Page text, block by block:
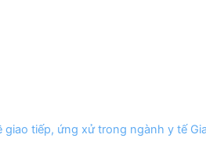
giao tiếp, ứng xử trong ngành y tế